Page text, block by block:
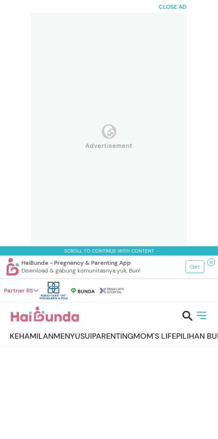
CLOSE AD
SCROLL TO CONTINUE WITH CONTENT
HaiBunda - Pregnancy & Parenting App
Download & gabung komunitasnya yuk, Bun!
Get
Partner RS
KEHAMILANMENYUSUIPARENTINGMOM'S LIFEPILIHAN